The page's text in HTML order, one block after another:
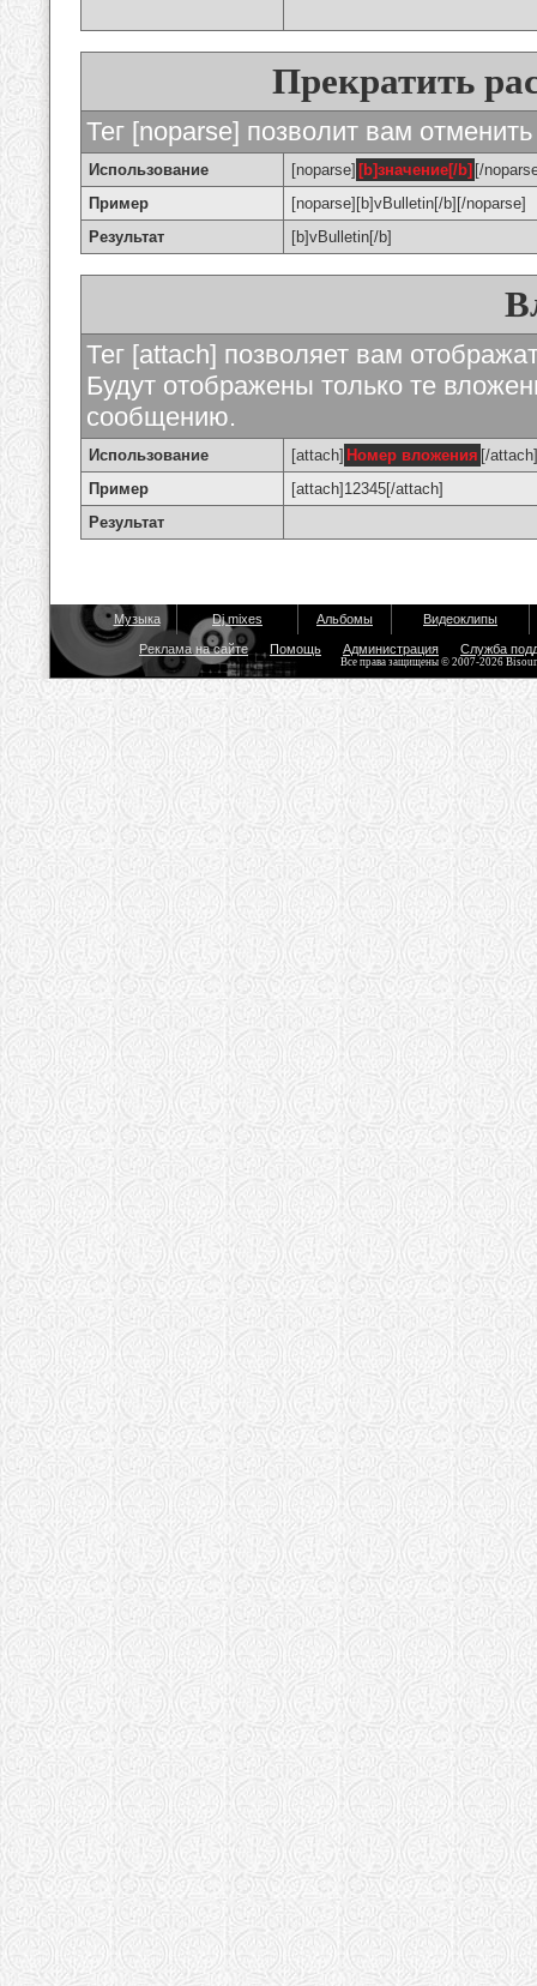
Прекратить
Тег [noparse] позволит вам
Использование [noparse] [b]значение[/b] [/
Пример
[noparse][b]vBulletin[/b][/noparse]
Результат
[b]vBulletin[/b]
Тег [attach] позволяет вам
Будут отображены только те
сообщению.
Использование [attach] Номер вложения [/attach]
Пример
[attach]12345[/attach]
Результат
Музыка Dj mixes Альбомы Видеоклипы
Реклама на сайте Помощь Администрация Служба
Все права защищены © 2007-2026